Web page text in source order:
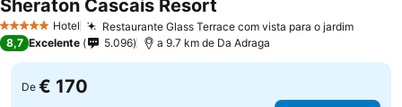
5 Estrelas Hotel Restaurante Glass Terrace com vista para o jardim
Sheraton Cascais Resort
8,7 Excelente 5.096 a 9.7 km de Da Adraga
De € 170